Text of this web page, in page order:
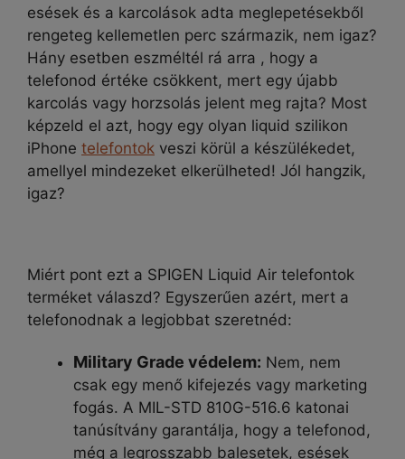
esések és a karcolások adta meglepetésekből
rengeteg kellemetlen perc származik, nem igaz?
Hány esetben eszméltél rá arra , hogy a
telefonod értéke csökkent, mert egy újabb
karcolás vagy horzsolás jelent meg rajta? Most
képzeld el azt, hogy egy olyan liquid szilikon
iPhone telefontok veszi körül a készülékedet,
amellyel mindezeket elkerülheted! Jól hangzik,
igaz?
Miért pont ezt a SPIGEN Liquid Air telefontok
terméket válaszd? Egyszerűen azért, mert a
telefonodnak a legjobbat szeretnéd:
Military Grade védelem: Nem, nem
csak egy menő kifejezés vagy marketing
fogás. A MIL-STD 810G-516.6 katonai
tanúsítvány garantálja, hogy a telefonod,
még a legrosszabb balesetek, esések